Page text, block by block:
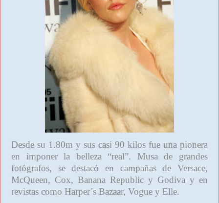
Desde su 1.80m y sus casi 90 kilos fue una pionera
en imponer la belleza “real”. Musa de grandes
fotógrafos, se destacó en campañas de Versace,
McQueen, Cox, Banana Republic y Godiva y en
revistas como Harper´s Bazaar, Vogue y Elle.